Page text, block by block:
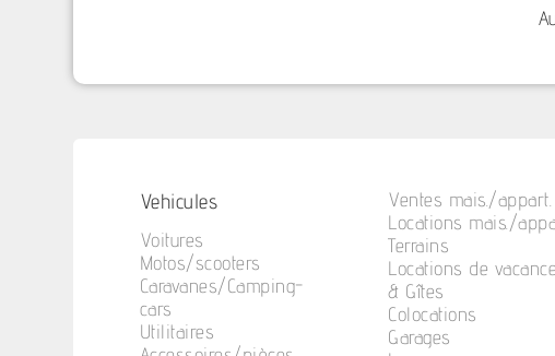
Vehicules
Voitures
Motos/scooters
Caravanes/Camping-
cars
Utilitaires
Ventes mais./appart.
Locations mais./
Terrains
Locations de
& Gîtes
Colocations
Garages